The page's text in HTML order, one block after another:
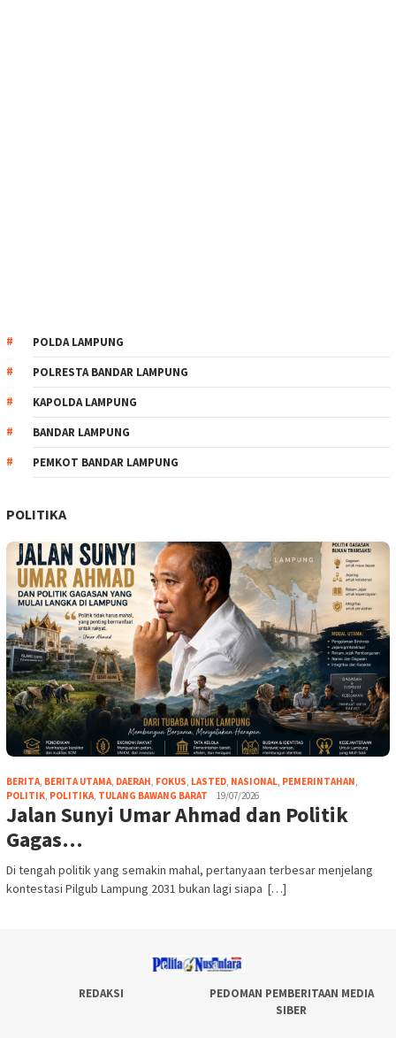
POLDA LAMPUNG
POLRESTA BANDAR LAMPUNG
KAPOLDA LAMPUNG
BANDAR LAMPUNG
PEMKOT BANDAR LAMPUNG
POLITIKA
BERITA, BERITA UTAMA, DAERAH, FOKUS, LASTED, NASIONAL, PEMERINTAHAN,
POLITIK, POLITIKA, TULANG BAWANG BARAT 19/07/2026
Jalan Sunyi Umar Ahmad dan Politik
Gagas…
Di tengah politik yang semakin mahal, pertanyaan terbesar menjelang
kontestasi Pilgub Lampung 2031 bukan lagi siapa […]
REDAKSI
PEDOMAN PEMBERITAAN MEDIA
SIBER